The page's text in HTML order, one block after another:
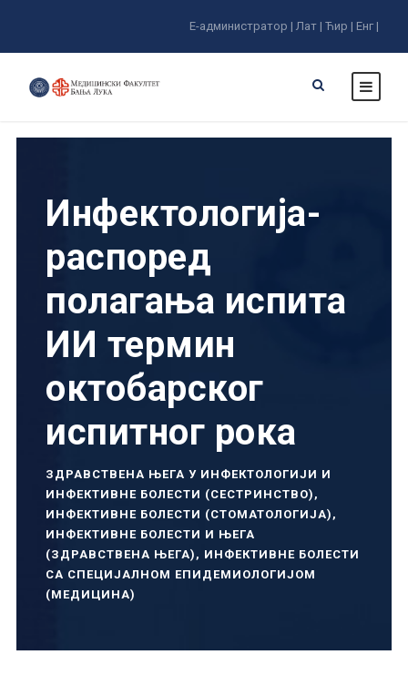
Е-администратор | Лат | Ћир | Енг |
Инфектологија-
распоред
полагања испита
ИИ термин
октобарског
испитног рока
ЗДРАВСТВЕНА ЊЕГА У ИНФЕКТОЛОГИЈИ И
ИНФЕКТИВНЕ БОЛЕСТИ (СЕСТРИНСТВО) ,
ИНФЕКТИВНЕ БОЛЕСТИ (СТОМАТОЛОГИЈА) ,
ИНФЕКТИВНЕ БОЛЕСТИ И ЊЕГА
(ЗДРАВСТВЕНА ЊЕГА) , ИНФЕКТИВНЕ БОЛЕСТИ
СА СПЕЦИЈАЛНОМ ЕПИДЕМИОЛОГИЈОМ
(МЕДИЦИНА)